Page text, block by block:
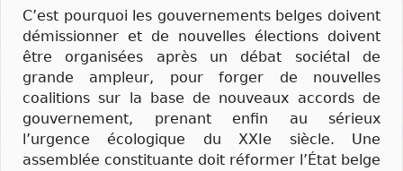
C’est pourquoi les gouvernements belges doivent
démissionner et de nouvelles élections doivent
être organisées après un débat sociétal de
grande ampleur, pour forger de nouvelles
coalitions sur la base de nouveaux accords de
gouvernement, prenant enfin au sérieux
l’urgence écologique du XXIe siècle. Une
assemblée constituante doit réformer l’État belge